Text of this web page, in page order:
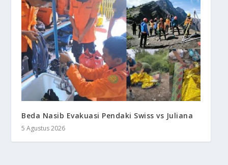
Beda Nasib Evakuasi Pendaki Swiss vs Juliana
5 Agustus 2026